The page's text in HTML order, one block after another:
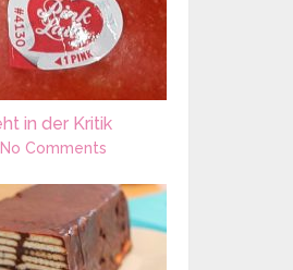
in der Kritik
No Comments